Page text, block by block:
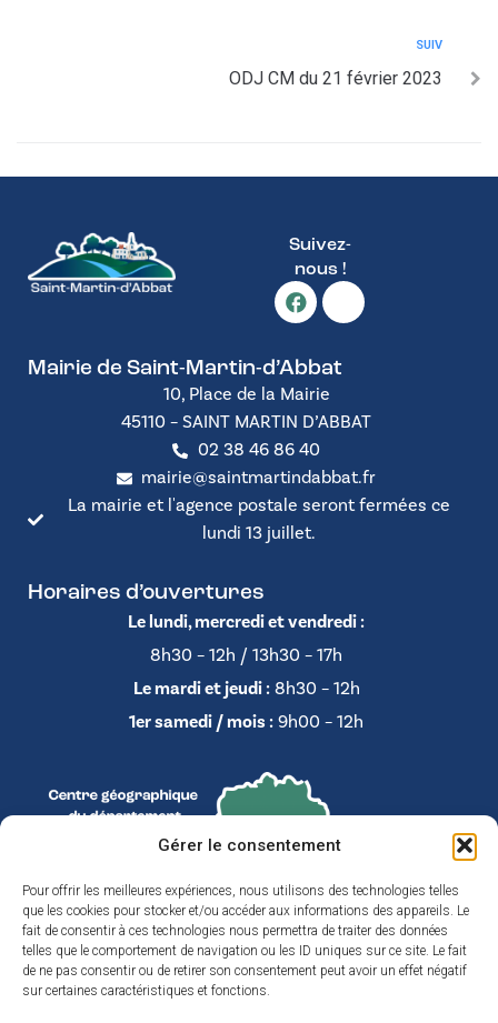
Gérer le consentement
Pour offrir les meilleures expériences, nous utilisons des technologies telles
que les cookies pour stocker et/ou accéder aux informations des appareils. Le
fait de consentir à ces technologies nous permettra de traiter des données
telles que le comportement de navigation ou les ID uniques sur ce site. Le fait
de ne pas consentir ou de retirer son consentement peut avoir un effet négatif
sur certaines caractéristiques et fonctions.
SUIV
ODJ CM du 21 février 2023
Suivez-
nous !
Mairie de Saint-Martin-d’Abbat
10, Place de la Mairie
45110 – SAINT MARTIN D’ABBAT
02 38 46 86 40
mairie@saintmartindabbat.fr
La mairie et l'agence postale seront fermées ce
lundi 13 juillet.
Horaires d’ouvertures
Le lundi, mercredi et vendredi :
8h30 – 12h / 13h30 – 17h
Le mardi et jeudi :8h30 – 12h
1er samedi / mois : 9h00 – 12h